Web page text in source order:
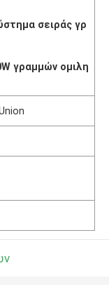
σειράς γρ
γραμμών ομιλη